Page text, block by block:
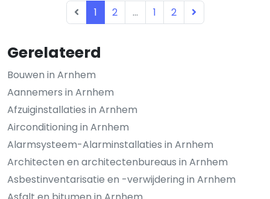
Gerelateerd
Bouwen in Arnhem
Aannemers in Arnhem
Afzuiginstallaties in Arnhem
Airconditioning in Arnhem
Alarmsysteem-Alarminstallaties in Arnhem
Architecten en architectenbureaus in Arnhem
Asbestinventarisatie en -verwijdering in Arnhem
1 2 ... 1 2